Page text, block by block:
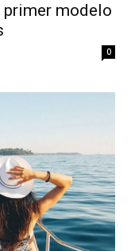
primer modelo
0